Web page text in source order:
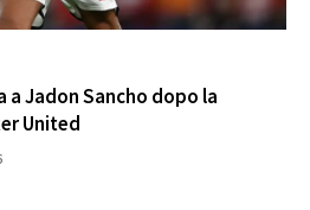
a Jadon Sancho dopo la
United